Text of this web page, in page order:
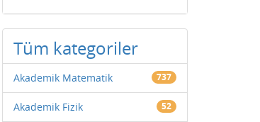
Tüm kategoriler
Akademik Matematik 737
Akademik Fizik 52